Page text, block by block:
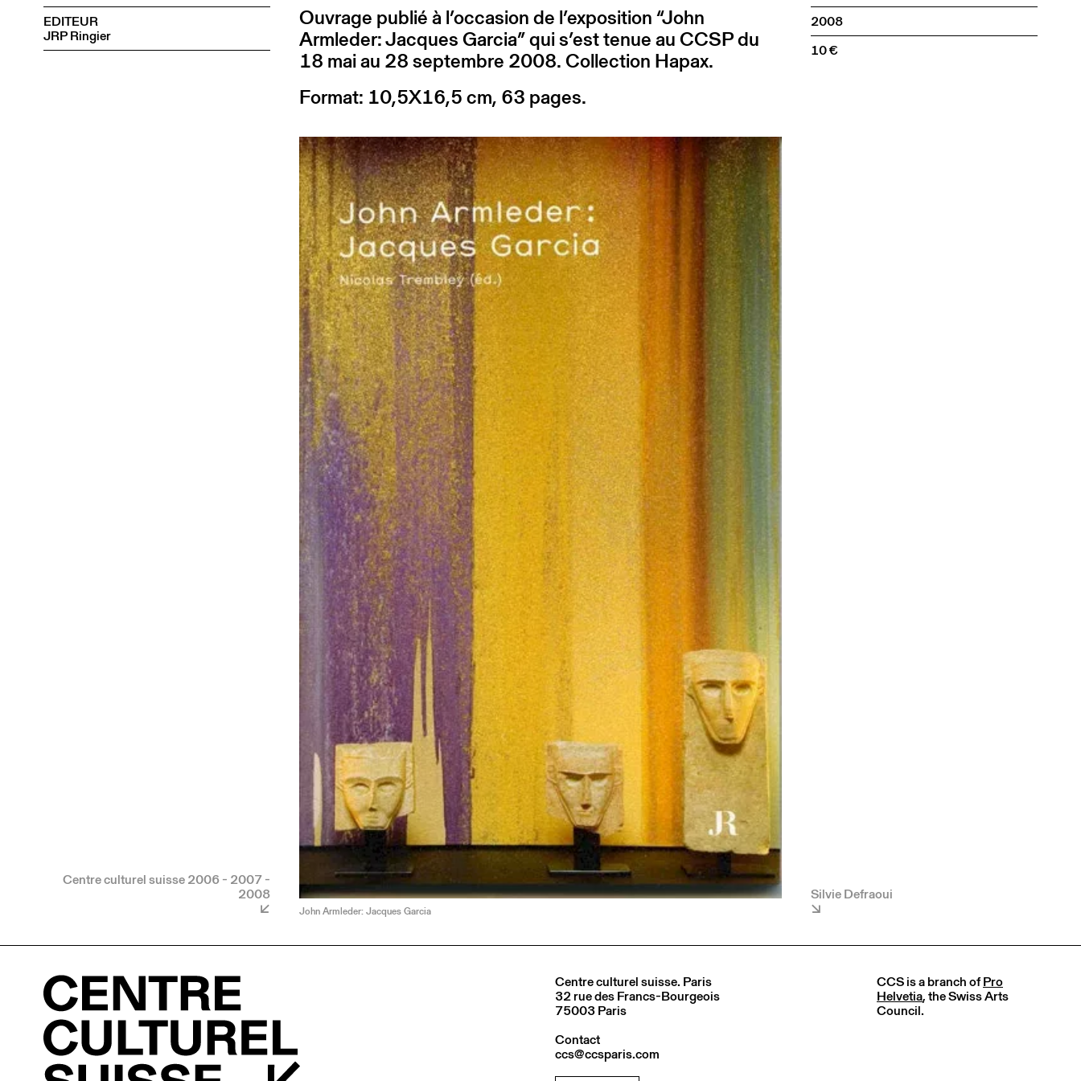
EDITEUR
JRP Ringier
Centre culturel suisse 2006 - 2007 -
2008
Ouvrage publié à l’occasion de l’exposition “John
Armleder: Jacques Garcia” qui s’est tenue au CCSP du
18 mai au 28 septembre 2008. Collection Hapax.
Format: 10,5X16,5 cm, 63 pages.
John Armleder: Jacques Garcia
2008
10
Silvie Defraoui
Centre culturel suisse. Paris
32 rue des Francs-Bourgeois
75003 Paris
Contact
ccs@ccsparis.com
CCS is a branch ofPro
Helvetia, the Swiss Arts
Council.